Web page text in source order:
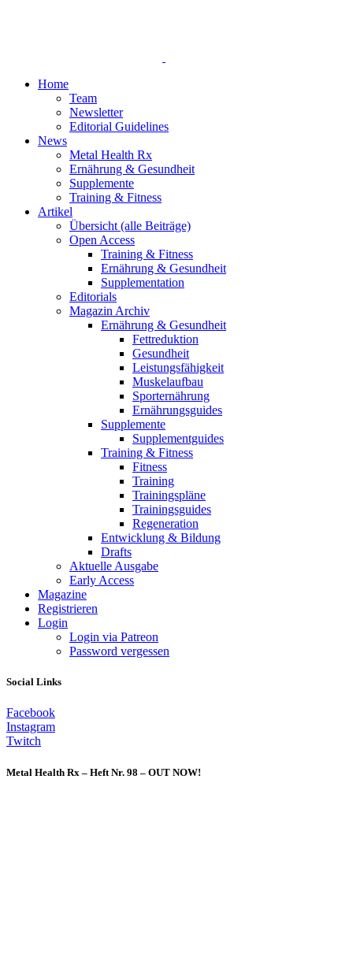
Home
Team
Newsletter
Editorial Guidelines
News
Metal Health Rx
Ernährung & Gesundheit
Supplemente
Training & Fitness
Artikel
Übersicht (alle Beiträge)
Open Access
Training & Fitness
Ernährung & Gesundheit
Supplementation
Editorials
Magazin Archiv
Ernährung & Gesundheit
Fettreduktion
Gesundheit
Leistungsfähigkeit
Muskelaufbau
Sporternährung
Ernährungsguides
Supplemente
Supplementguides
Training & Fitness
Fitness
Training
Trainingspläne
Trainingsguides
Regeneration
Entwicklung & Bildung
Drafts
Aktuelle Ausgabe
Early Access
Magazine
Registrieren
Login
Login via Patreon
Password vergessen
Social Links
Facebook
Instagram
Twitch
Metal Health Rx – Heft Nr. 98 – OUT NOW!